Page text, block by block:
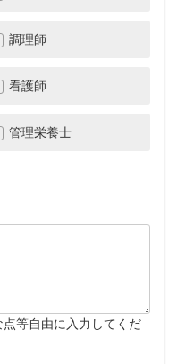
調理師
看護師
管理栄養士
等自由に入力してくだ